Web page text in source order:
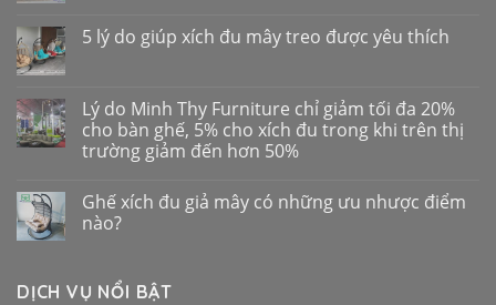
5 lý do giúp xích đu mây treo được yêu thích
Lý do Minh Thy Furniture chỉ giảm tối đa 20%
cho bàn ghế, 5% cho xích đu trong khi trên thị
trường giảm đến hơn 50%
Ghế xích đu giả mây có những ưu nhược điểm
nào?
DỊCH VỤ NỔI BẬT